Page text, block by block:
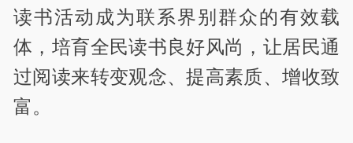
读书活动成为联系界别群众的有效载
体，培育全民读书良好风尚，让居民通
过阅读来转变观念、提高素质、增收致
富。